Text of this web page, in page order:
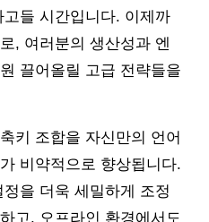
들 시간입니다. 이제까
, 여러분의 생산성과 엔
끌어올릴 고급 전략들을
키 조합을 자신만의 언어
비약적으로 향상됩니다.
을 더욱 세밀하게 조정
고, 오프라인 환경에서도